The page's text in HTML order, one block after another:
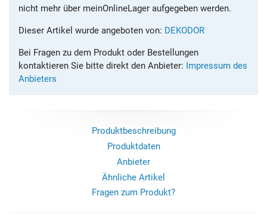
nicht mehr über meinOnlineLager aufgegeben werden.
Dieser Artikel wurde angeboten von: DEKODOR
Bei Fragen zu dem Produkt oder Bestellungen
kontaktieren Sie bitte direkt den Anbieter: Impressum des
Anbieters
Produktbeschreibung
Produktdaten
Anbieter
Ähnliche Artikel
Fragen zum Produkt?